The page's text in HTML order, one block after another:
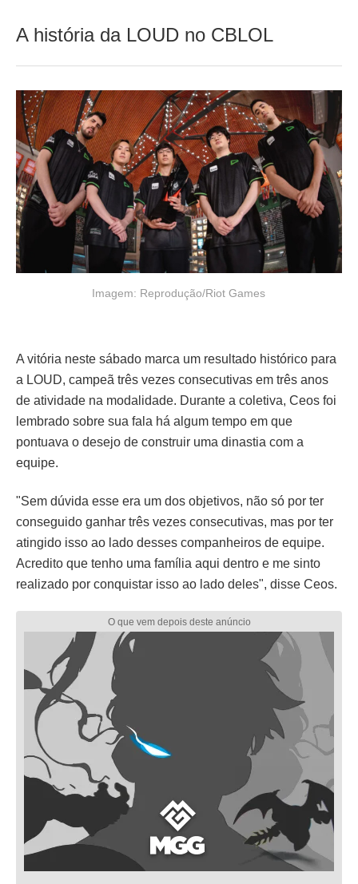
A história da LOUD no CBLOL
Imagem: Reprodução/Riot Games
A vitória neste sábado marca um resultado histórico para
a LOUD, campeã três vezes consecutivas em três anos
de atividade na modalidade. Durante a coletiva, Ceos foi
lembrado sobre sua fala há algum tempo em que
pontuava o desejo de construir uma dinastia com a
equipe.
"Sem dúvida esse era um dos objetivos, não só por ter
conseguido ganhar três vezes consecutivas, mas por ter
atingido isso ao lado desses companheiros de equipe.
Acredito que tenho uma família aqui dentro e me sinto
realizado por conquistar isso ao lado deles", disse Ceos.